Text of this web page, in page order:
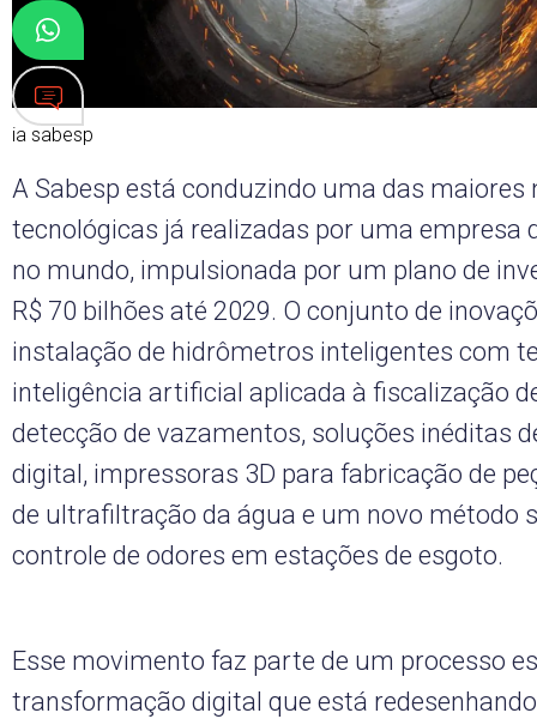
ia sabesp
A Sabesp está conduzindo uma das maiores
tecnológicas já realizadas por uma empresa
no mundo, impulsionada por um plano de
R$ 70 bilhões até 2029. O conjunto de
instalação de hidrômetros inteligentes com
inteligência artificial aplicada à fiscalização
detecção de vazamentos, soluções inéditas
digital, impressoras 3D para fabricação de
de ultrafiltração da água e um novo método
controle de odores em estações de esgoto.
Esse movimento faz parte de um processo
transformação digital que está